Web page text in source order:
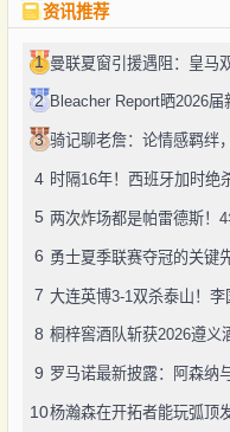
资讯推荐
1
2
3 骑记聊老詹：论情感羁绊
4 时隔16年！西班牙加时绝
5
6
7
8
9
10